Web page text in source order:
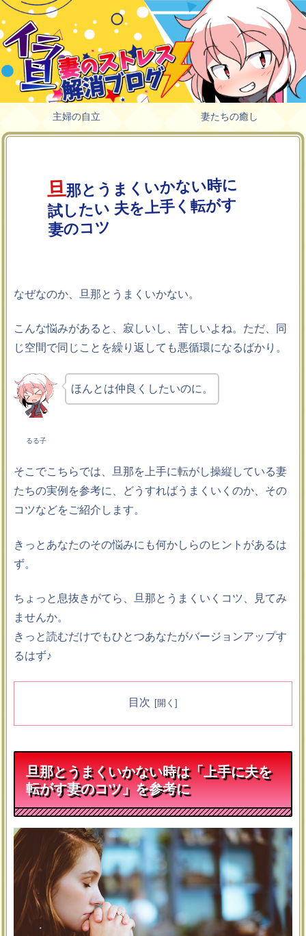
主婦の自立 妻たちの癒し
旦那とうまくいかない時に
試したい 夫を上手く転がす
妻のコツ
なぜなのか、旦那とうまくいかない。
こんな悩みがあると、寂しいし、苦しいよね。ただ、同
じ空間で同じことを繰り返しても悪循環になるばかり。
るる子
ほんとは仲良くしたいのに。
そこでこちらでは、旦那を上手に転がし操縦している妻
たちの実例を参考に、どうすればうまくいくのか、その
コツなどをご紹介します。
きっとあなたのその悩みにも何かしらのヒントがあるは
ず。
ちょっと息抜きがてら、旦那とうまくいくコツ、見てみ
ませんか。
きっと読むだけでもひとつあなたがバージョンアップす
るはず♪
目次
旦那とうまくいかない時は「上手に夫を
転がす妻のコツ」を参考に